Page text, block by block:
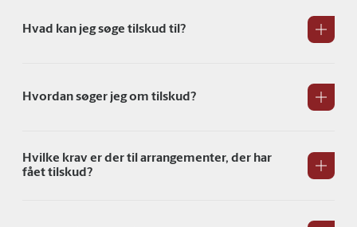
Hvad kan jeg søge tilskud til?
Hvordan søger jeg om tilskud?
Hvilke krav er der til arrangementer, der har
fået tilskud?